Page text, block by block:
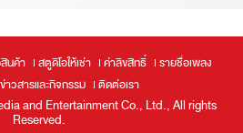
นค้า สตูดิโอให้เช่า ค่าลิขสิทธิ์
รายชื่อเพลง
ข่าวสารและกิจกรรม ติดต่อเรา
and Entertainment Co., Ltd., All rights
Reserved.